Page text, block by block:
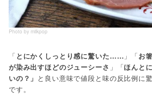
Photo by milkpop
「 とにかくしっとり感に驚いた…… 」「お
が染み出すほどのジューシーさ 」「ほんと
いの？」 と良い意味で値段と味の反比例に
です。